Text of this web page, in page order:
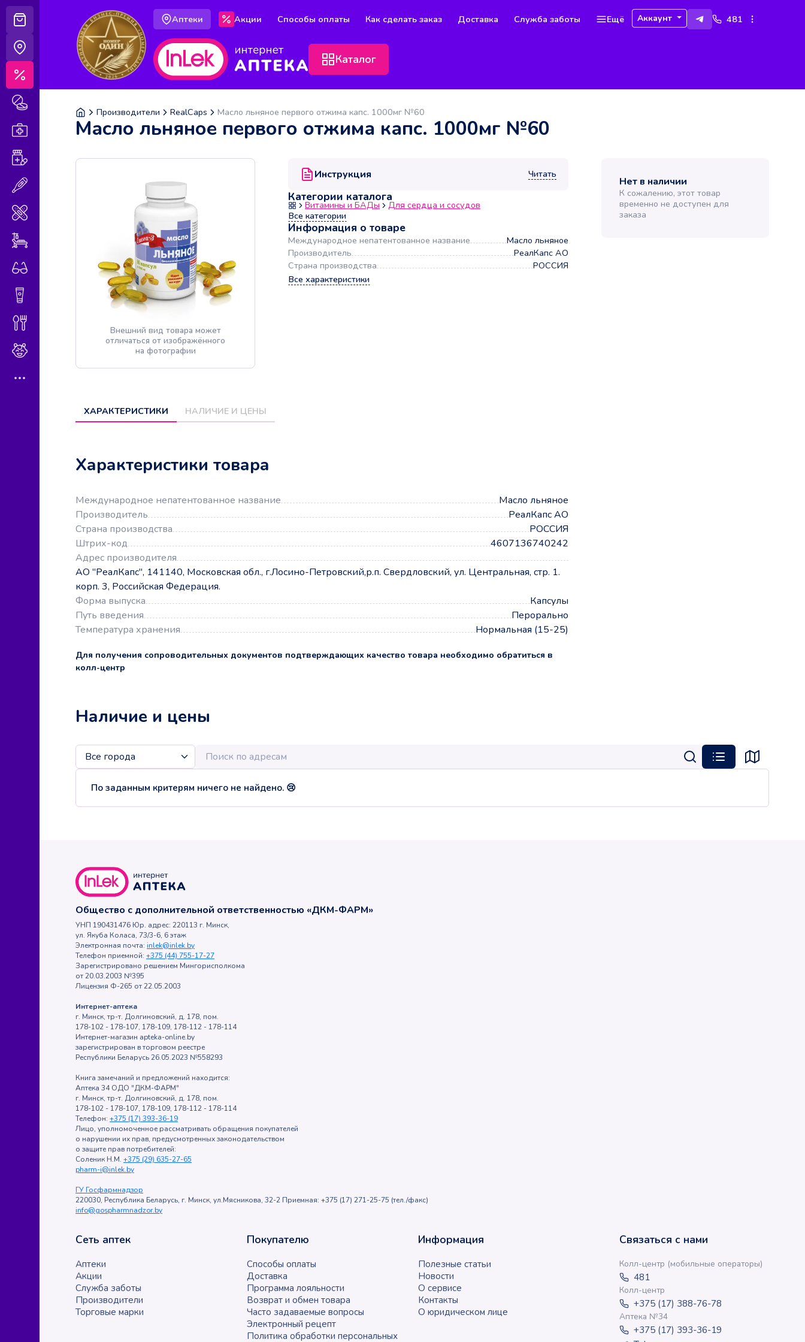
Витамины и БАДы
Аптеки Акции Способы оплаты Как сделать заказ Доставка Служба заботы Ещё Аккаунт 481
Каталог
Производители RealCaps Масло льняное первого отжима капс. 1000мг №60
Масло льняное первого отжима капс. 1000мг №60
Внешний вид товара может
отличаться от изображённого
на фотографии
Инструкция Читать
Категории каталога
Витамины и БАДы
Для сердца и сосудов
Все категории
Информация о товаре
Международное непатентованное название
Масло льняное
Производитель
РеалКапс АО
Страна производства
РОССИЯ
Все характеристики
ХАРАКТЕРИСТИКИ НАЛИЧИЕ И ЦЕНЫ
Характеристики товара
Международное непатентованное название
Масло льняное
Производитель
РеалКапс АО
Страна производства
РОССИЯ
Штрих-код
4607136740242
Адрес производителя
АО "РеалКапс", 141140, Московская обл., г.Лосино-Петровский,р.п. Свердловский, ул. Центральная, стр. 1.
корп. 3, Российская Федерация.
Форма выпуска
Капсулы
Путь введения
Перорально
Температура хранения
Нормальная (15-25)
Для получения сопроводительных документов подтверждающих качество товара необходимо обратиться в
колл-центр
Нет в наличии
К сожалению, этот товар
временно не доступен для
заказа
Наличие и цены
По заданным критерям ничего не найдено. 😢
Общество с дополнительной ответственностью «ДКМ-ФАРМ»
УНП 190431476 Юр. адрес: 220113 г. Минск,
ул. Якуба Коласа, 73/3-6, 6 этаж
Электронная почта: inlek@inlek.by
Телефон приемной: +375 (44) 755-17-27
Зарегистрировано решением Мингорисполкома
от 20.03.2003 №395
Лицензия Ф-265 от 22.05.2003
Интернет-аптека
г. Минск, тр-т. Долгиновский, д. 178, пом.
178-102 - 178-107, 178-109, 178-112 - 178-114
Интернет-магазин apteka-online.by
зарегистрирован в торговом реестре
Республики Беларусь 26.05.2023 №558293
Книга замечаний и предложений находится:
Аптека 34 ОДО "ДКМ-ФАРМ"
г. Минск, тр-т. Долгиновский, д. 178, пом.
178-102 - 178-107, 178-109, 178-112 - 178-114
Телефон: +375 (17) 393-36-19
Лицо, уполномоченное рассматривать обращения покупателей
о нарушении их прав, предусмотренных законодательством
о защите прав потребителей:
Соленик Н.М. +375 (29) 635-27-65
pharm-i@inlek.by
ГУ Госфармнадзор
220030, Республика Беларусь, г. Минск, ул.Мясникова, 32-2 Приемная: +375 (17) 271-25-75 (тел./факс)
info@gospharmnadzor.by
Сеть аптек
Аптеки
Акции
Служба заботы
Производители
Торговые марки
Покупателю
Способы оплаты
Доставка
Программа лояльности
Возврат и обмен товара
Часто задаваемые вопросы
Электронный рецепт
Политика обработки персональных
Информация
Полезные статьи
Новости
О сервисе
Контакты
О юридическом лице
Связаться с нами
Колл-центр (мобильные операторы)
481
Колл-центр
+375 (17) 388-76-78
Аптека №34
+375 (17) 393-36-19